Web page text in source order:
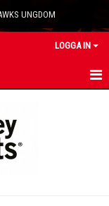
UNGDOM
LOGGA IN